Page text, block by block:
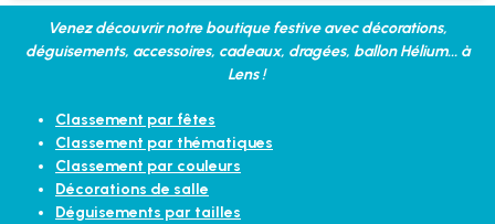
Venez découvrir notre boutique festive avec décorations,
déguisements, accessoires, cadeaux, dragées, ballon Hélium... à
Lens !
Classement par fêtes
Classement par thématiques
Classement par couleurs
Décorations de salle
Déguisements par tailles